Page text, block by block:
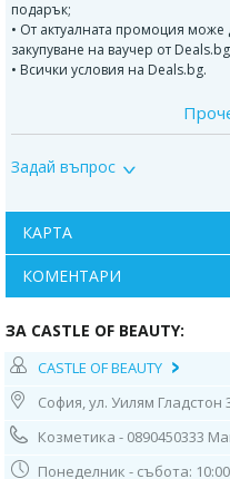
подарък;
• От актуалната промоция може
закупуване на ваучер от
• Всички условия на Deals.bg.
Стъпки на процедурата:
Оформяне на косата със
-
Терапията се извършва с
- - -
ВАЖНО!
Може да се възползвате от
на ваучер от Deals.bg.
Задай въпрос
КАРТА
КОМЕНТАРИ
ЗА CASTLE OF BEAUTY:
CASTLE OF BEAUTY
София, ул. Уилям Гладстон
Козметика - 0890450333
Понеделник - събота: